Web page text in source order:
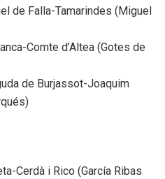
de Falla-Tamarindes (Miguel
Comte d’Altea (Gotes de
de Burjassot-Joaquim
Cerdà i Rico (García Ribas